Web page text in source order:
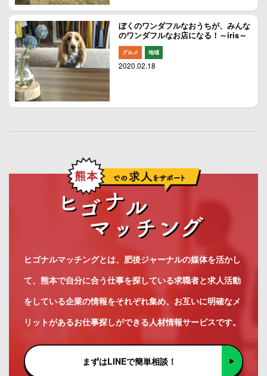
ぼくのワンダフルなおうちが、みんな
のワンダフルなお店になる！～iris～
グルメ 地域
2020.02.18
ヒゴナルマッチングとは、肥後ジャーナルの媒体を活かし
て、熊本で自分に合う仕事を探している求職者と求人活動
をしている企業の情報をそれぞれ集め、お互いに明確なメ
リットがあるお仕事探しができる人材情報サービスです。
まずはLINEで簡単相談！